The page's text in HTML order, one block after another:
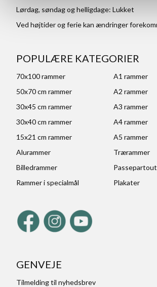
Lørdag, søndag og helligdage: Lukket
Ved højtider og ferie kan ændringer
POPULÆRE KATEGORIER
70x100 rammer
A1 rammer
50x70 cm rammer
A2 rammer
30x45 cm rammer
A3 rammer
30x40 cm rammer
A4 rammer
15x21 cm rammer
A5 rammer
Alurammer
Trærammer
Billedrammer
Passepartout
Rammer i specialmål
Plakater
GENVEJE
Tilmelding til nyhedsbrev